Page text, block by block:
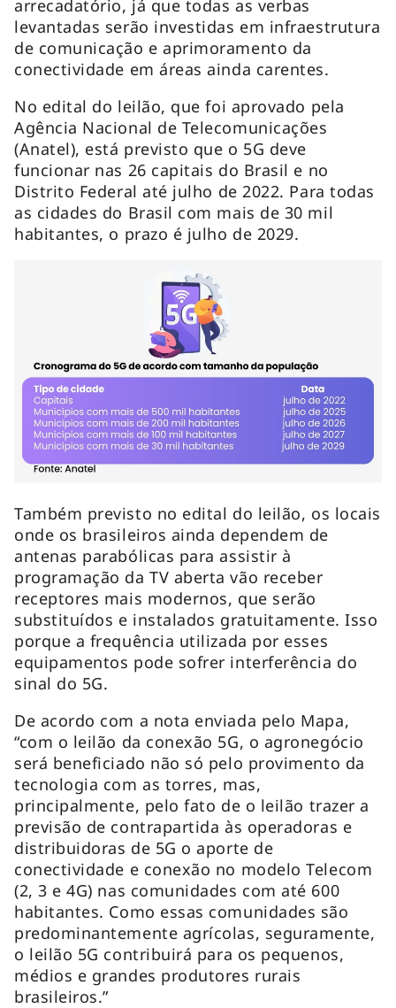
arrecadatório, já que todas as verbas
levantadas serão investidas em infraestrutura
de comunicação e aprimoramento da
conectividade em áreas ainda carentes.
No edital do leilão, que foi aprovado pela
Agência Nacional de Telecomunicações
(Anatel), está previsto que o 5G deve
funcionar nas 26 capitais do Brasil e no
Distrito Federal até julho de 2022. Para todas
as cidades do Brasil com mais de 30 mil
habitantes, o prazo é julho de 2029.
Também previsto no edital do leilão, os locais
onde os brasileiros ainda dependem de
antenas parabólicas para assistir à
programação da TV aberta vão receber
receptores mais modernos, que serão
substituídos e instalados gratuitamente. Isso
porque a frequência utilizada por esses
equipamentos pode sofrer interferência do
sinal do 5G.
De acordo com a nota enviada pelo Mapa,
“com o leilão da conexão 5G, o agronegócio
será beneficiado não só pelo provimento da
tecnologia com as torres, mas,
principalmente, pelo fato de o leilão trazer a
previsão de contrapartida às operadoras e
distribuidoras de 5G o aporte de
conectividade e conexão no modelo Telecom
(2, 3 e 4G) nas comunidades com até 600
habitantes. Como essas comunidades são
predominantemente agrícolas, seguramente,
o leilão 5G contribuirá para os pequenos,
médios e grandes produtores rurais
brasileiros.”